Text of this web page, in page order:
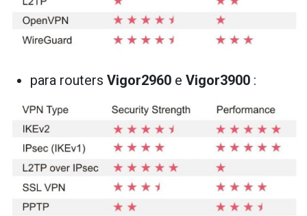
para routers Vigor2960 e Vigor3900 :